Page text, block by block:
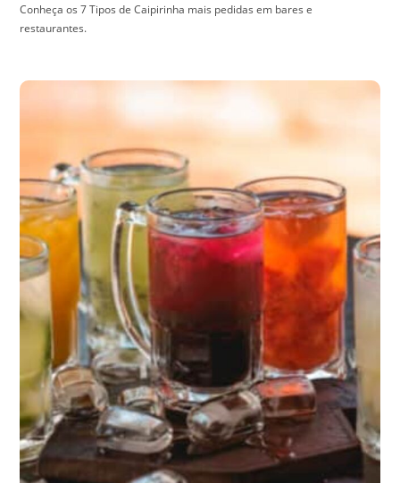
Conheça os 7 Tipos de Caipirinha mais pedidas em bares e
restaurantes.